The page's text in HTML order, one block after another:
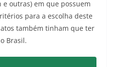
e outras) em que possuem
para a escolha deste
também tinham que ter
Brasil.